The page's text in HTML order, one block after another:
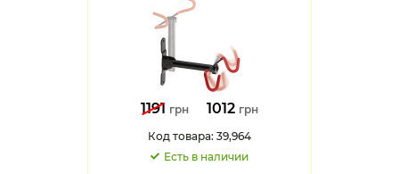
1191 грн 1012 грн
Код товара: 39,964
Есть в наличии